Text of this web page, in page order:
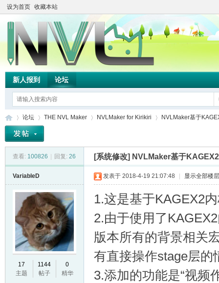
设为首页 收藏本站
新人报到 论坛
»
论坛
›
THE NVL Maker NVLMaker for Kirikiri
›
NVLMaker基于
查看: 100826 回复: 26 [系统修改] NVLMaker基于
VariableD
17
主题
1144
帖子
0
精华
发表于 2018-4-19 21:07:48 显示全部楼层
1.这是基于KAGEX2
2.由于使用了
版本所有的背景相关
有直接操作stage层的
3.添加的功能是“视频